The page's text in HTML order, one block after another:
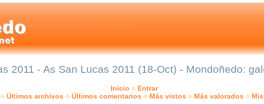
2011 - As San Lucas 2011 (18-Oct) - Mondoñedo:
Inicio
Entrar
Últimos archivos Últimos comentarios Más vistos Más valorados